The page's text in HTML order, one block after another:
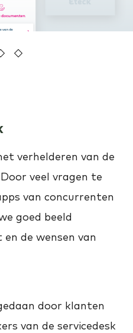
3
verhelderen van de
veel vragen te
van concurrenten
goed beeld
de wensen van
door klanten
van de servicedesk